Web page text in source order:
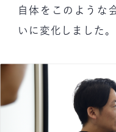
自体をこのような
いに変化しました。